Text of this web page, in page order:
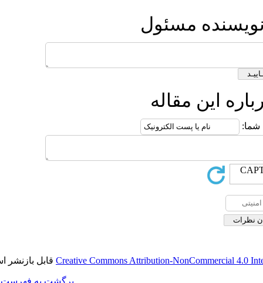
Creative Commonsقابل بازنشر است.